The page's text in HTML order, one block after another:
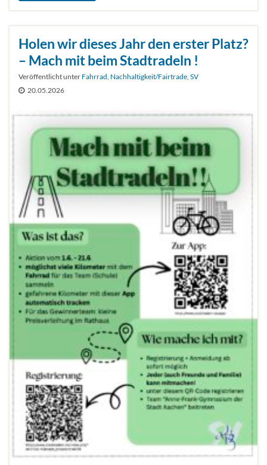
Holen wir dieses Jahr den erster Platz?
– Mach mit beim Stadtradeln !
Veröffentlicht unter Fahrrad, Nachhaltigkeit/Fairtrade, SV
20.05.2026